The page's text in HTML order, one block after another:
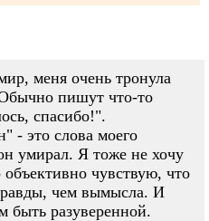
меня очень тронула
пишут что-то
спасибо!".
- это слова моего
умирал. Я тоже не хочу
чувствую, что
чем вымысла. И
быть разуверенной.